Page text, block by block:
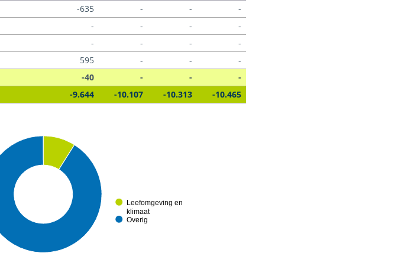
-635 - -
-
- - -
-
- - -
-
595 - -
-
-40 - -
-
-9.644 -10.107 -10.313 -10.465
Leefomgeving en
klimaat
Overig